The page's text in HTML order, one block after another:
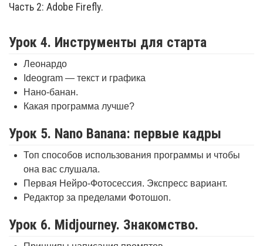
Часть 2: Adobe Firefly.
Урок 4. Инструменты для старта
Леонардо
Ideogram — текст и графика
Нано-банан.
Какая программа лучше?
Урок 5. Nano Banana: первые кадры
Топ способов использования программы и чтобы
она вас слушала.
Первая Нейро-Фотосессия. Экспресс вариант.
Редактор за пределами Фотошоп.
Урок 6. Midjourney. Знакомство.